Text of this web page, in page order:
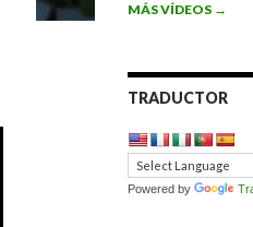
MÁS VÍDEOS →
TRADUCTOR
Powered by